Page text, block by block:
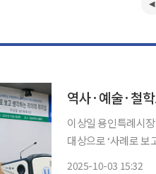
이상일 용인특례시
대상으로 ‘사례로 보
2025-10-03 15:32